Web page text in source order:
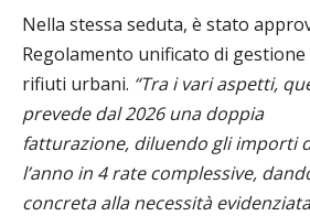
Nella stessa seduta, è stato
Regolamento unificato di gestione
rifiuti urbani. “Tra i vari aspetti,
prevede dal 2026 una doppia
fatturazione, diluendo gli importi
l’anno in 4 rate complessive,
concreta alla necessità